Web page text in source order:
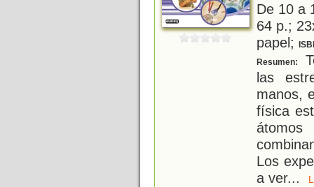
De 10 a
64 p.;
papel;
Resumen:
las
manos,
física
átomos
Los
a ver...